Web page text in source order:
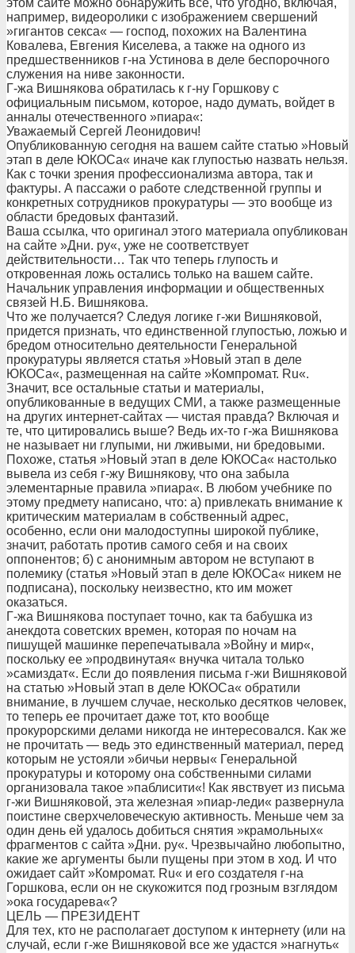
этом сайте можно обнаружить все, что угодно, включая,
например, видеоролики с изображением свершений
»гигантов секса« — господ, похожих на Валентина
Ковалева, Евгения Киселева, а также на одного из
предшественников г-на Устинова в деле беспорочного
служения на ниве законности.
Г-жа Вишнякова обратилась к г-ну Горшкову с
официальным письмом, которое, надо думать, войдет в
анналы отечественного »пиара«:
Уважаемый Сергей Леонидович!
Опубликованную сегодня на вашем сайте статью »Новый
этап в деле ЮКОСа« иначе как глупостью назвать нельзя.
Как с точки зрения профессионализма автора, так и
фактуры. А пассажи о работе следственной группы и
конкретных сотрудников прокуратуры — это вообще из
области бредовых фантазий.
Ваша ссылка, что оригинал этого материала опубликован
на сайте »Дни. ру«, уже не соответствует
действительности… Так что теперь глупость и
откровенная ложь остались только на вашем сайте.
Начальник управления информации и общественных
связей Н.Б. Вишнякова.
Что же получается? Следуя логике г-жи Вишняковой,
придется признать, что единственной глупостью, ложью и
бредом относительно деятельности Генеральной
прокуратуры является статья »Новый этап в деле
ЮКОСа«, размещенная на сайте »Компромат. Ru«.
Значит, все остальные статьи и материалы,
опубликованные в ведущих СМИ, а также размещенные
на других интернет-сайтах — чистая правда? Включая и
те, что цитировались выше? Ведь их-то г-жа Вишнякова
не называет ни глупыми, ни лживыми, ни бредовыми.
Похоже, статья »Новый этап в деле ЮКОСа« настолько
вывела из себя г-жу Вишнякову, что она забыла
элементарные правила »пиара«. В любом учебнике по
этому предмету написано, что: а) привлекать внимание к
критическим материалам в собственный адрес,
особенно, если они малодоступны широкой публике,
значит, работать против самого себя и на своих
оппонентов; б) с анонимным автором не вступают в
полемику (статья »Новый этап в деле ЮКОСа« никем не
подписана), поскольку неизвестно, кто им может
оказаться.
Г-жа Вишнякова поступает точно, как та бабушка из
анекдота советских времен, которая по ночам на
пишущей машинке перепечатывала »Войну и мир«,
поскольку ее »продвинутая« внучка читала только
»самиздат«. Если до появления письма г-жи Вишняковой
на статью »Новый этап в деле ЮКОСа« обратили
внимание, в лучшем случае, несколько десятков человек,
то теперь ее прочитает даже тот, кто вообще
прокурорскими делами никогда не интересовался. Как же
не прочитать — ведь это единственный материал, перед
которым не устояли »бичьи нервы« Генеральной
прокуратуры и которому она собственными силами
организовала такое »паблисити«! Как явствует из письма
г-жи Вишняковой, эта железная »пиар-леди« развернула
поистине сверхчеловеческую активность. Меньше чем за
один день ей удалось добиться снятия »крамольных«
фрагментов с сайта »Дни. ру«. Чрезвычайно любопытно,
какие же аргументы были пущены при этом в ход. И что
ожидает сайт »Комромат. Ru« и его создателя г-на
Горшкова, если он не скукожится под грозным взглядом
»ока государева«?
ЦЕЛЬ — ПРЕЗИДЕНТ
Для тех, кто не располагает доступом к интернету (или на
случай, если г-же Вишняковой все же удастся »нагнуть«